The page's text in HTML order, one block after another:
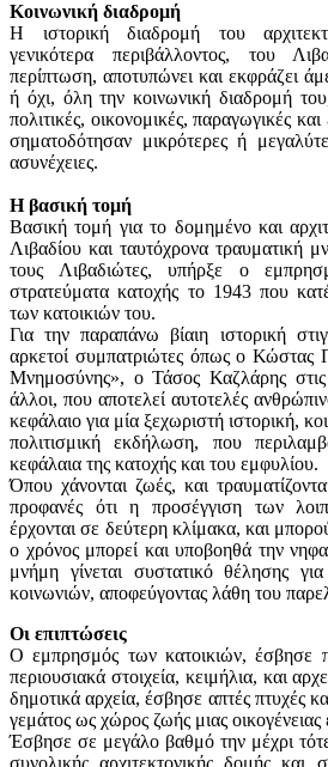
Κοινωνική διαδρομή
Η ιστορική διαδρομή του
γενικότερα περιβάλλοντος, του
περίπτωση, αποτυπώνει και εκφράζει
ή όχι, όλη την κοινωνική διαδρομή του,
πολιτικές, οικονομικές, παραγωγικές
σηματοδότησαν μικρότερες ή
ασυνέχειες.
Η βασική τομή
Βασική τομή για το δομημένο και
Λιβαδίου και ταυτόχρονα τραυματική
τους Λιβαδιώτες, υπήρξε ο
στρατεύματα κατοχής το 1943 που
των κατοικιών του.
Για την παραπάνω βίαιη ιστορική
αρκετοί συμπατριώτες όπως ο Κώστας
Μνημοσύνης», ο Τάσος Καζλάρης στις
άλλοι, που αποτελεί αυτοτελές
κεφάλαιο για μία ξεχωριστή ιστορική,
πολιτισμική εκδήλωση, που
κεφάλαια της κατοχής και του εμφυλίου.
Όπου χάνονται ζωές, και
προφανές ότι η προσέγγιση των
έρχονται σε δεύτερη κλίμακα, και
ο χρόνος μπορεί και υποβοηθά την
μνήμη γίνεται συστατικό θέλησης
κοινωνιών, αποφεύγοντας λάθη του
Οι επιπτώσεις
Ο εμπρησμός των κατοικιών, έσβησε
περιουσιακά στοιχεία, κειμήλια, και
δημοτικά αρχεία, έσβησε απτές πτυχές
γεμάτος ως χώρος ζωής μιας οικογένειας
Έσβησε σε μεγάλο βαθμό την μέχρι